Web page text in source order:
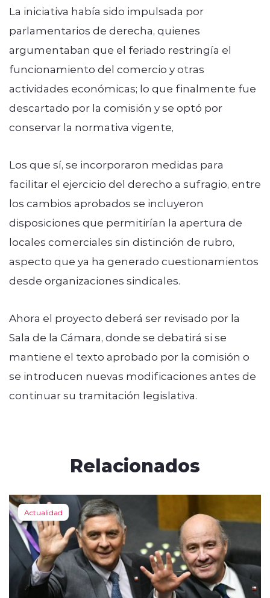
La iniciativa había sido impulsada por
parlamentarios de derecha, quienes
argumentaban que el feriado restringía el
funcionamiento del comercio y otras
actividades económicas; lo que finalmente fue
descartado por la comisión y se optó por
conservar la normativa vigente,
Los que sí, se incorporaron medidas para
facilitar el ejercicio del derecho a sufragio, entre
los cambios aprobados se incluyeron
disposiciones que permitirían la apertura de
locales comerciales sin distinción de rubro,
aspecto que ya ha generado cuestionamientos
desde organizaciones sindicales.
Ahora el proyecto deberá ser revisado por la
Sala de la Cámara, donde se debatirá si se
mantiene el texto aprobado por la comisión o
se introducen nuevas modificaciones antes de
continuar su tramitación legislativa.
Relacionados
Actualidad